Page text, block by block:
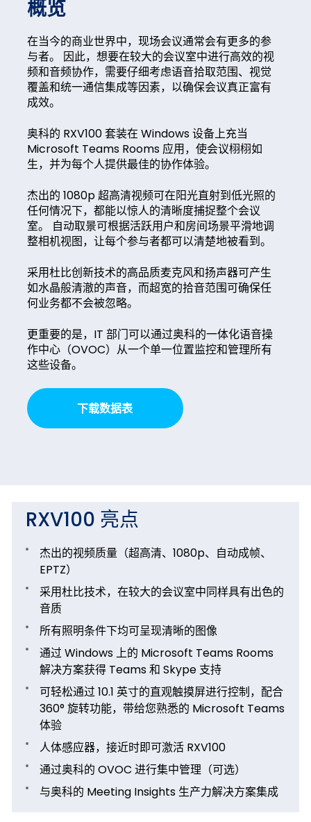
概览
在当今的商业世界中，现场会议通常会有更多的参
与者。 因此，想要在较大的会议室中进行高效的视
频和音频协作，需要仔细考虑语音拾取范围、视觉
覆盖和统一通信集成等因素，以确保会议真正富有
成效。
奥科的 RXV100 套装在 Windows 设备上充当
Microsoft Teams Rooms 应用，使会议栩栩如
生，并为每个人提供最佳的协作体验。
杰出的 1080p 超高清视频可在阳光直射到低光照的
任何情况下，都能以惊人的清晰度捕捉整个会议
室。 自动取景可根据活跃用户和房间场景平滑地调
整相机视图，让每个参与者都可以清楚地被看到。
采用杜比创新技术的高品质麦克风和扬声器可产生
如水晶般清澈的声音，而超宽的拾音范围可确保任
何业务都不会被忽略。
更重要的是，IT 部门可以通过奥科的一体化语音操
作中心（OVOC）从一个单一位置监控和管理所有
这些设备。
下载数据表
RXV100 亮点
杰出的视频质量（超高清、1080p、自动成帧、
EPTZ）
采用杜比技术，在较大的会议室中同样具有出色的
音质
所有照明条件下均可呈现清晰的图像
通过 Windows 上的 Microsoft Teams Rooms
解决方案获得 Teams 和 Skype 支持
可轻松通过 10.1 英寸的直观触摸屏进行控制，配合
360° 旋转功能，带给您熟悉的 Microsoft Teams
体验
人体感应器，接近时即可激活 RXV100
通过奥科的 OVOC 进行集中管理（可选）
与奥科的 Meeting Insights 生产力解决方案集成